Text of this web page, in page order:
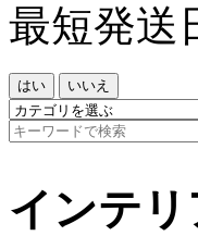
最短発送
はい いいえ
インテ